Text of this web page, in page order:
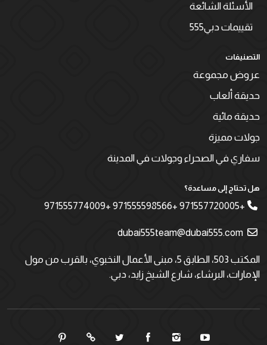
الأسئلة الشائعة
تقييمات دبي555
التصنيفات
عروض مجموعة
حديقة ألعاب
حديقة مائية
جولات مميزة
سفاري في الصحراء وجولات في المدينة
هل تحتاج إلى مساعدة؟
+971557720005 +971555598566 +971555774009
المكتب 503، الطابق 5، مبنى الأعمال النخبوي، بالقرب من مول
الإمارات، البرشاء، شارع الشيخ زايد، دبي.